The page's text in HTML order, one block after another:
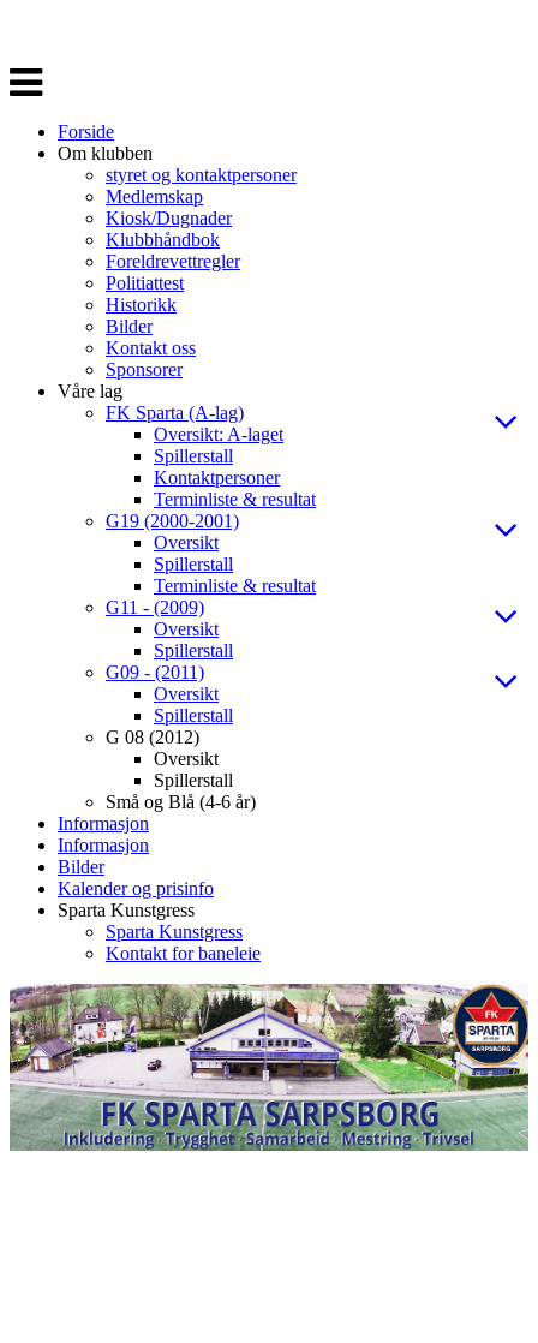
Veksle
navigasjon
Forside
Om klubben
styret og kontaktpersoner
Medlemskap
Kiosk/Dugnader
Klubbhåndbok
Foreldrevettregler
Politiattest
Historikk
Bilder
Kontakt oss
Sponsorer
Våre lag
FK Sparta (A-lag)
Oversikt: A-laget
Spillerstall
Kontaktpersoner
Terminliste & resultat
G19 (2000-2001)
Oversikt
Spillerstall
Terminliste & resultat
G11 - (2009)
Oversikt
Spillerstall
G09 - (2011)
Oversikt
Spillerstall
G 08 (2012)
Oversikt
Spillerstall
Små og Blå (4-6 år)
Informasjon
Informasjon
Bilder
Kalender og prisinfo
Sparta Kunstgress
Sparta Kunstgress
Kontakt for baneleie